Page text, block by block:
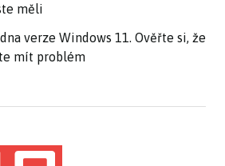
měli
verze Windows 11. Ověřte si, že
mít problém